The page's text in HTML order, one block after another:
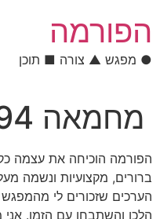
הפורמה
● מפגש ▲ צורה ■ תוכן
מחמאה #9994
הפורמה הוכיחה את עצמה
ברורים, מקצועיות ונשמה
הערכים שזכורים לי
הלכו והשתבחו עם הזמן.